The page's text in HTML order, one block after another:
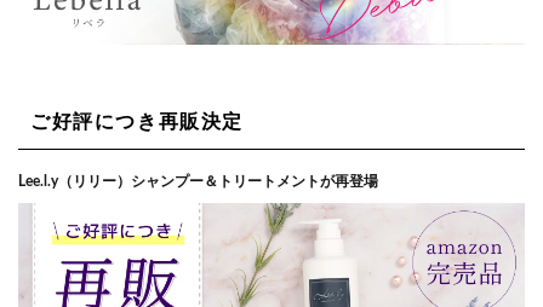
ご好評につき再販決定
Lee.l.y（リリー）シャンプー＆トリートメントが再登場